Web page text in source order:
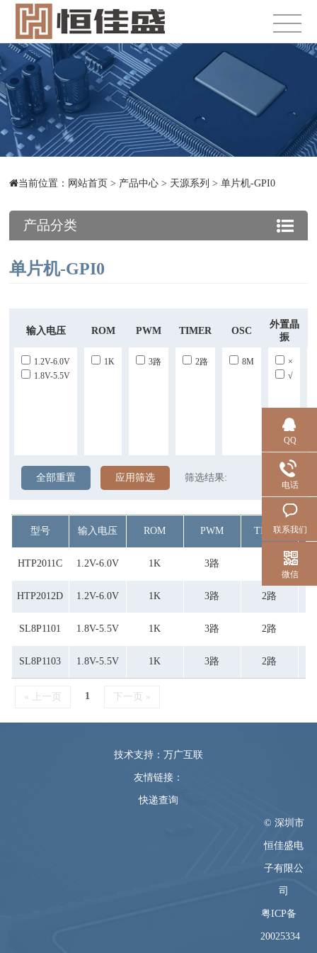
当前位置： 网站首页 > 产品中心 > 天源系列 >单片机-GPI0
产品分类
单片机-GPI0
输入电压 ROM PWM TIMER OSC
外置晶
振
1.2V-6.0V
1.8V-5.5V
1K 3路 2路 8M
×
√
全部重置 应用筛选 筛选结果:
型号 输入电压 ROM PWM TIMER
HTP2011C 1.2V-6.0V 1K 3路
HTP2012D 1.2V-6.0V 1K 3路 2路
SL8P1101 1.8V-5.5V 1K 3路 2路
SL8P1103 1.8V-5.5V 1K 3路 2路
« 上一页 1 下一页 »
技术支持：万广互联
友情链接：
快递查询
© 深圳市
恒佳盛电
子有限公
司
粤ICP备
20025334
QQ
电话
联系我们
微信